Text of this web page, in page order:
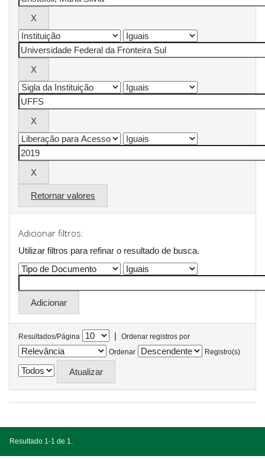
Retornar valores
Adicionar filtros:
Utilizar filtros para refinar o resultado de busca.
Resultados/Página |
Ordenar registros por
Ordenar
Registro(s)
Resultado 1-1 de 1.